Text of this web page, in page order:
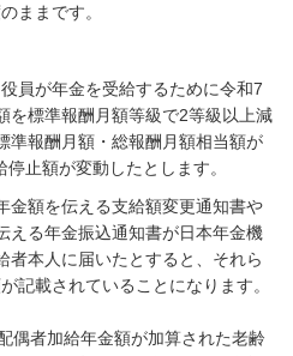
ままです。
員が年金を受給するために令和7
を標準報酬月額等級で2等級以上減
準報酬月額・総報酬月額相当額が
止額が変動したとします。
金額を伝える支給額変更通知書や
える年金振込通知書が日本年金機
者本人に届いたとすると、それら
記載されていることになります。
偶者加給年金額が加算された老齢